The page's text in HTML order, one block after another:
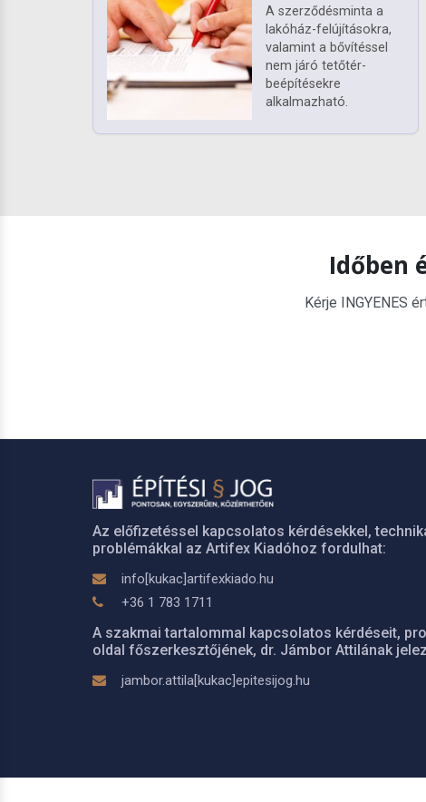
A szerződésminta a
lakóház-felújításokra,
valamint a bővítéssel
nem járó tetőtér-
beépítésekre
alkalmazható.
Időben
Kérje INGYENES
Az előfizetéssel kapcsolatos kérdésekkel,
problémákkal az Artifex Kiadóhoz fordulhat:
info[kukac]artifexkiado.hu
+36 1 783 1711
A szakmai tartalommal kapcsolatos kérdéseit,
oldal főszerkesztőjének, dr. Jámbor Attilának
jambor.attila[kukac]epitesijog.hu